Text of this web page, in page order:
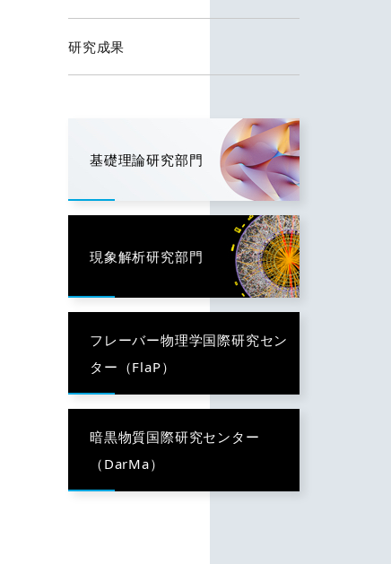
研究成果
基礎理論研究部門
現象解析研究部門
フレーバー物理学国際研究セン
ター（FlaP）
暗黒物質国際研究センター
（DarMa）